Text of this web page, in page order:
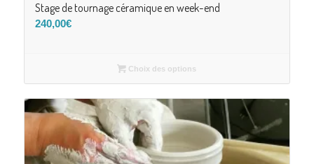
Stage de tournage céramique en week-end
240,00€
Choix des options